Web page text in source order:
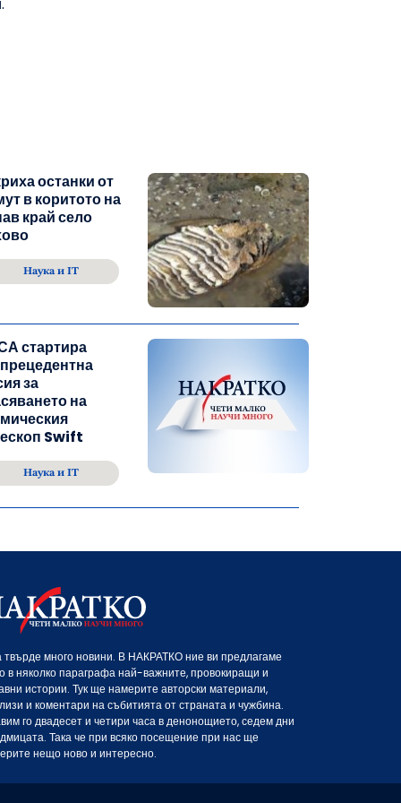
останки от
в коритото на
край село
Наука и IT
стартира
за
на
Swift
Наука и IT
много новини. В НАКРАТКО ние ви предлагаме
в няколко параграфа най-важните, провокиращи и
истории. Тук ще намерите авторски материали,
и коментари на събитията от страната и чужбина.
го двадесет и четири часа в денонощието, седем дни
Така че при всяко посещение при нас ще
нещо ново и интересно.